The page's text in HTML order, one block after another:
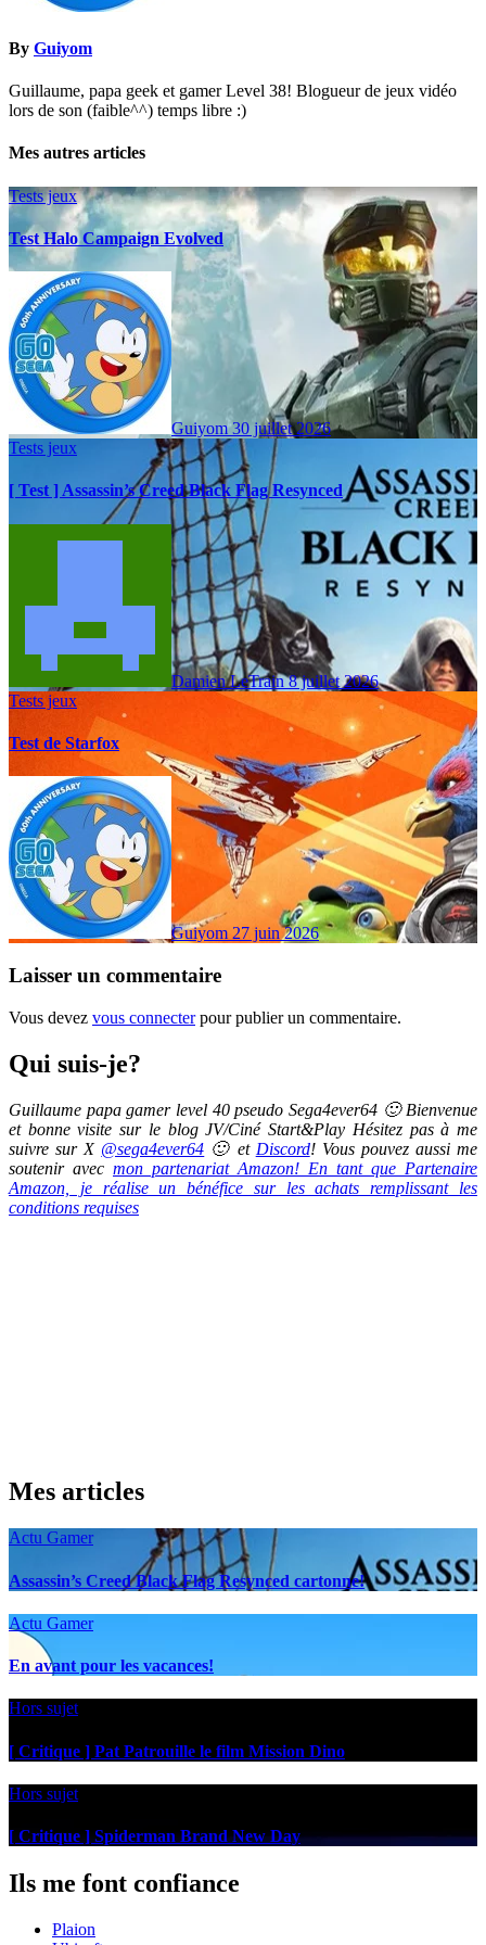
By Guiyom
Guillaume, papa geek et gamer Level 38! Blogueur de jeux vidéo
lors de son (faible^^) temps libre :)
Mes autres articles
Tests jeux
Test Halo Campaign Evolved
Guiyom30 juillet 2026
Tests jeux
[ Test ] Assassin’s Creed Black Flag Resynced
Damien LeTrain8 juillet 2026
Tests jeux
Test de Starfox
Guiyom 27 juin 2026
Laisser un commentaire
Vous devez vous connecterpour publier un commentaire.
Qui suis-je?
Guillaume papa gamer level 40 pseudo Sega4ever64 🙂 Bienvenue
et bonne visite sur le blog JV/Ciné Start&Play Hésitez pas à me
suivre sur X @sega4ever64 🙂 et Discord! Vous pouvez aussi me
soutenir avec mon partenariat Amazon! En tant que Partenaire
Amazon, je réalise un bénéfice sur les achats remplissant les
conditions requises
Mes articles
Actu Gamer
Assassin’s Creed Black Flag Resynced cartonne!
Actu Gamer
En avant pour les vacances!
Hors sujet
[ Critique ] Pat Patrouille le film Mission Dino
Hors sujet
[ Critique ] Spiderman Brand New Day
Ils me font confiance
Plaion